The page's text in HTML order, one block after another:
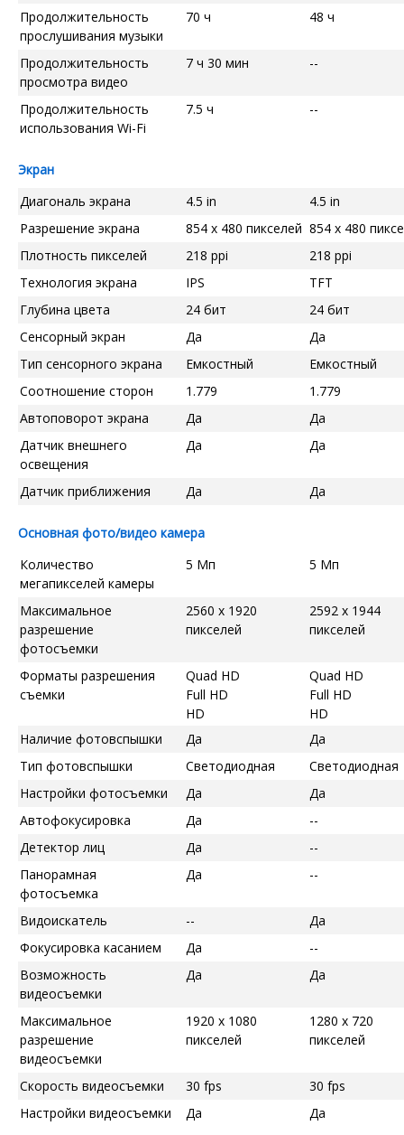
Продолжительность
прослушивания музыки
70 ч 48 ч
Продолжительность
просмотра видео
7 ч 30 мин --
Продолжительность
использования Wi-Fi
7.5 ч --
Экран
Диагональ экрана
4.5 in
4.5 in
Разрешение экрана
854 x 480 пикселей 854 x 480
Плотность пикселей
218 ppi
218 ppi
Технология экрана
IPS
TFT
Глубина цвета
24 бит
24 бит
Сенсорный экран
Да
Да
Тип сенсорного экрана
Емкостный
Емкостный
Соотношение сторон
1.779
1.779
Автоповорот экрана
Да
Да
Датчик внешнего
освещения
Да Да
Датчик приближения Да Да
Основная фото/видео камера
Количество
мегапикселей камеры
5 Мп 5 Мп
Максимальное
разрешение
фотосъемки
2560 x 1920
пикселей
2592 x 1944
пикселей
Форматы разрешения
съемки
Quad HD
Full HD
HD
Quad HD
Full HD
HD
Наличие фотовспышки
Да
Да
Тип фотовспышки
Светодиодная
Светодиодная
Настройки фотосъемки
Да
Да
Автофокусировка
Да
--
Детектор лиц
Да
--
Панорамная
фотосъемка
Да --
Видоискатель --
Да
Фокусировка касанием
Да
--
Возможность
видеосъемки
Да Да
Максимальное
разрешение
видеосъемки
1920 x 1080
пикселей
1280 x 720
пикселей
Скорость видеосъемки 30 fps
30 fps
Настройки видеосъемки
Да Да